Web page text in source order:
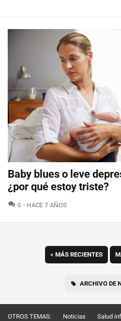
Baby blues o leve
¿por qué estoy triste?
0 COMENTARIOS
HACE 7 AÑOS
« MÁS RECIENTES
ARCHIVO DE
OTROS TEMAS: Noticias Salud